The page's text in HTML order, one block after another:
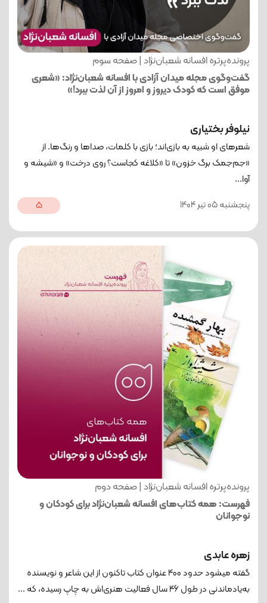
پرونده‌پرتره افسانه شعبان‌نژاد | صفحه سوم
گفت‌وگوی مجله میدان آزادی با افسانه شعبان‌نژاد: «شعری
موفق است که کودک دیروز و امروز از آن لذت ببرد!»
نیلوفر بختیاری
شعرهای او شبیه به بازی‌اند؛ بازی با کلمات، صداها و رنگ‌ها. از
«جم‌جمک برگ خزون» تا «کلاغه کجاست؟ روی درخت» و «شیشه و
آوا...
پنجشنبه 05 تیر 1404
5
پرونده‌پرتره افسانه شعبان‌نژاد | صفحه دوم
فهرست: همه کتاب‌های افسانه شعبان‌نژاد برای کودکان و
نوجوانان
زهره عابدی
گفته می‎شود حدود 400 عنوان کتاب تاکنون از این شاعر و نویسنده
به‌یادماندنی در طول 46 سال فعالیت هنری‌اش به چاپ رسیده، که ...